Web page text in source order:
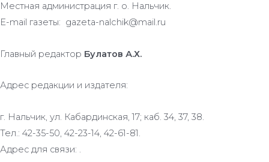
Местная администрация г. о. Нальчик.
E-mail газеты: gazeta-nalchik@mail.ru
Главный редактор Булатов А.Х.
Адрес редакции и издателя:
г. Нальчик, ул. Кабардинская, 17; каб. 34, 37, 38.
Тел.: 42-35-50, 42-23-14, 42-61-81.
Адрес для связи: .